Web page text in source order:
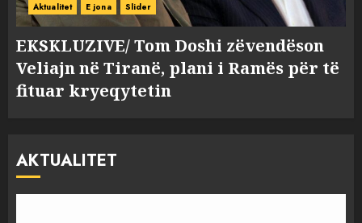
Aktualitet E jona Slider
EKSKLUZIVE/ Tom Doshi zëvendëson
Veliajn në Tiranë, plani i Ramës për të
fituar kryeqytetin
AKTUALITET